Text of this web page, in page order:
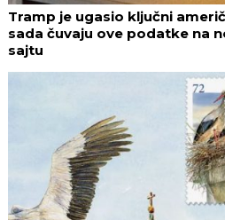
Tramp je ugasio ključni
sada čuvaju ove podatke na
sajtu